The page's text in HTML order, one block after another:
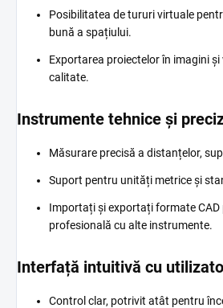
Posibilitatea de tururi virtuale
bună a spațiului.
Exportarea proiectelor în imagini
calitate.
Instrumente tehnice și
Măsurare precisă a distanțelor,
Suport pentru unități metrice și
Importați și exportați formate
profesională cu alte instrumente.
Interfață intuitivă cu
Control clar, potrivit atât pentru